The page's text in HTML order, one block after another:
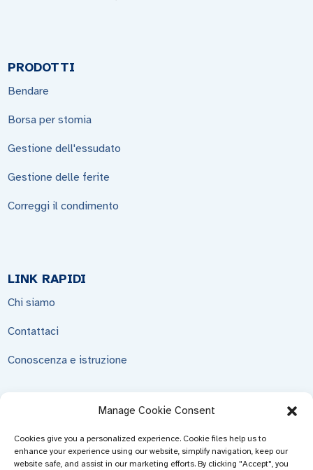
PRODOTTI
Bendare
Borsa per stomia
Gestione dell'essudato
Gestione delle ferite
Correggi il condimento
LINK RAPIDI
Chi siamo
Contattaci
Conoscenza e istruzione
INVIA RICHIESTA
Non c'è niente di meglio che vedere il risultato finale. Scopri
Manage Cookie Consent
Cookies give you a personalized experience. Cookie files help us to
enhance your experience using our website, simplify navigation, keep our
website safe, and assist in our marketing efforts. By clicking "Accept", you